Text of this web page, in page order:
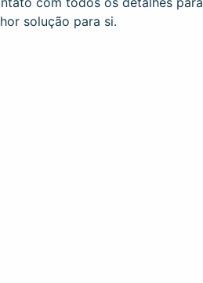
solução para si.